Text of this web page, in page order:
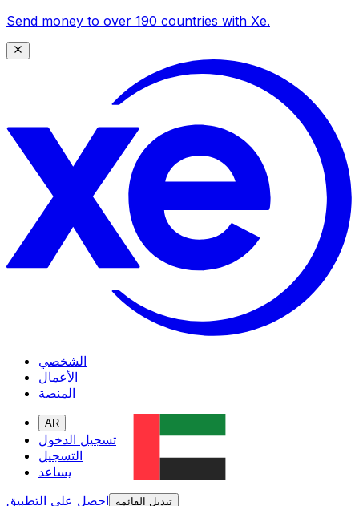
Send money to over 190 countries with Xe.
الشخصي
الأعمال
المنصة
AR
تسجيل الدخول
التسجيل
يساعد
احصل على التطبيق
تبديل القائمة